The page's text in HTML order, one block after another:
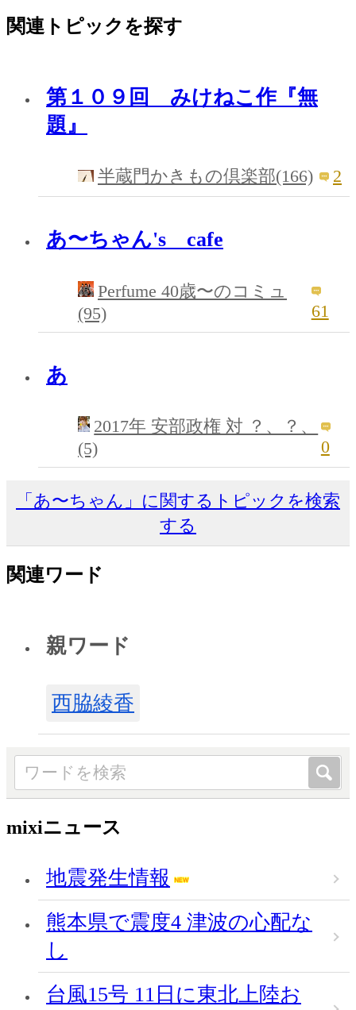
関連トピックを探す
第１０９回 みけねこ作『無
題』
半蔵門かきもの倶楽部(166) 2
あ〜ちゃん's cafe
Perfume 40歳〜のコミュ
(95)
61
あ
2017年 安部政権 対 ？、？、
(5)
0
「あ〜ちゃん」に関するトピックを検索
する
関連ワード
親ワード
西脇綾香
mixiニュース
地震発生情報
熊本県で震度4 津波の心配な
し
台風15号 11日に東北上陸お